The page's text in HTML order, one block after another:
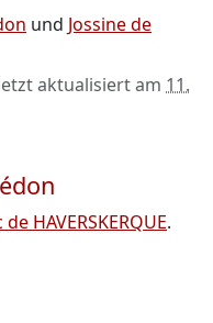
und Jossine de
aktualisiert am 11.
HAVERSKERQUE.